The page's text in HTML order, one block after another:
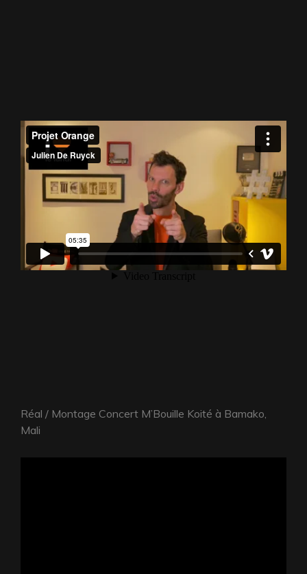
Réal / Montage Concert M’Bouille Koité à Bamako,
Mali